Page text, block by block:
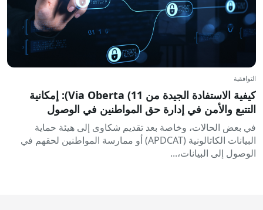
التوافقية
كيفية الاستفادة الجيدة من Via Oberta (11): إمكانية
التتبع والأمن في إدارة حق المواطنين في الوصول
في بعض الحالات، وخاصة بعد تقديم شكاوى إلى هيئة حماية
البيانات الكاتالونية (APDCAT) أو ممارسة المواطنين لحقهم في
الوصول إلى البيانات،...